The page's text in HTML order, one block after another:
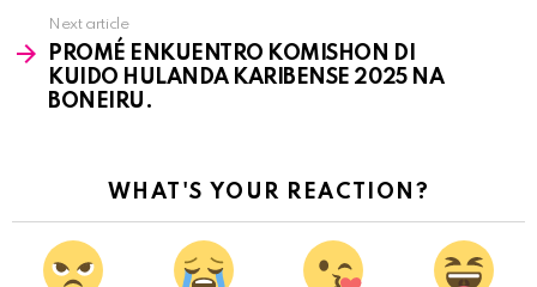
Next article
PROMÉ ENKUENTRO KOMISHON DI
KUIDO HULANDA KARIBENSE 2025 NA
BONEIRU.
WHAT'S YOUR REACTION?